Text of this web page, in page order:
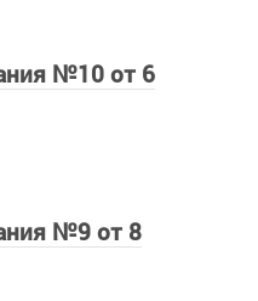
№10 от 6
№9 от 8